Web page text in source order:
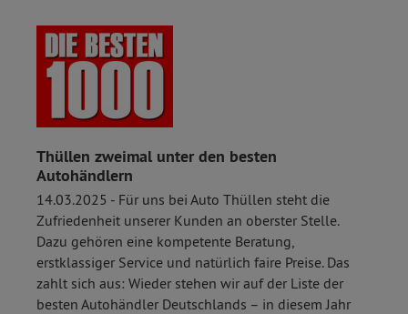
Thüllen zweimal unter den besten
Autohändlern
14.03.2025 - Für uns bei Auto Thüllen steht die
Zufriedenheit unserer Kunden an oberster Stelle.
Dazu gehören eine kompetente Beratung,
erstklassiger Service und natürlich faire Preise. Das
zahlt sich aus: Wieder stehen wir auf der Liste der
besten Autohändler Deutschlands – in diesem Jahr